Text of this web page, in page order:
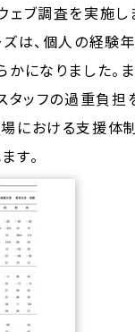
ブ調査を実施し
ズは、個人の経
かになりました
タッフの過重負
における支援体
す。